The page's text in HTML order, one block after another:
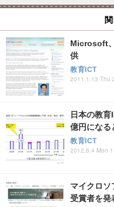
Microsoft
供
教育ICT
2011.1.13 Thu
日本の教
億円になる
教育ICT
2012.6.4 Mon
マイクロソ
受賞者を発